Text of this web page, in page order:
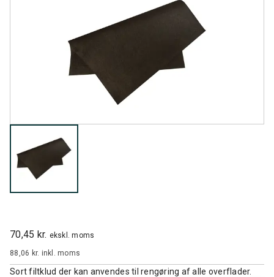
70,45 kr. ekskl. moms
88,06 kr. inkl. moms
Sort filtklud der kan anvendes til rengøring af alle overflader.